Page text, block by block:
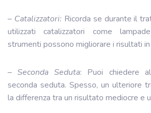
– Catalizzatori: Ricorda se durante il
utilizzati catalizzatori come
strumenti possono migliorare i risultati
–Seconda Seduta: Puoi chiedere
seconda seduta. Spesso, un ulteriore
la differenza tra un risultato mediocre e